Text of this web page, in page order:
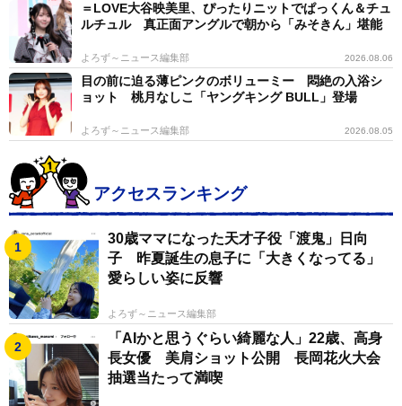
高校時代の眠井さん
青島：かなりの勇気が必要だったと思います。「家畜」
と言われいじめられていたと告白されていますが、外見
＝LOVE大谷映美里、ぴったりニットでぱっくん＆チュ
ルチュル 真正面アングルで朝から「みそきん」堪能
よろず～ニュース編集部 2026.08.06
目の前に迫る薄ピンクのボリューミー 悶絶の入浴シ
ョット 桃月なしこ「ヤングキング BULL」登場
よろず～ニュース編集部 2026.08.05
アクセスランキング
30歳ママになった天才子役「渡鬼」日向
子 昨夏誕生の息子に「大きくなってる」
愛らしい姿に反響
よろず～ニュース編集部
「AIかと思うぐらい綺麗な人」22歳、高身
長女優 美肩ショット公開 長岡花火大会
抽選当たって満喫